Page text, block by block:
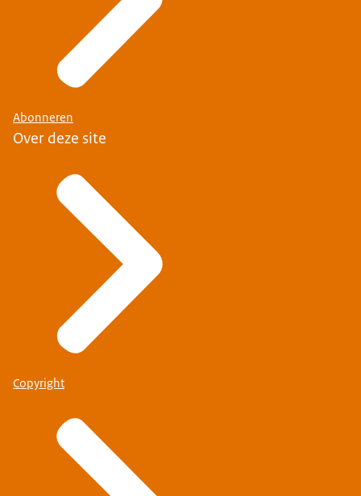
Abonneren
Over deze site
Copyright